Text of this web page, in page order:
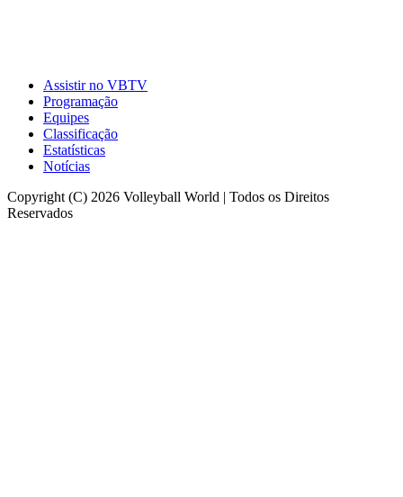
Assistir no VBTV
Programação
Equipes
Classificação
Estatísticas
Notícias
Copyright (C) 2026 Volleyball World | Todos os Direitos
Reservados